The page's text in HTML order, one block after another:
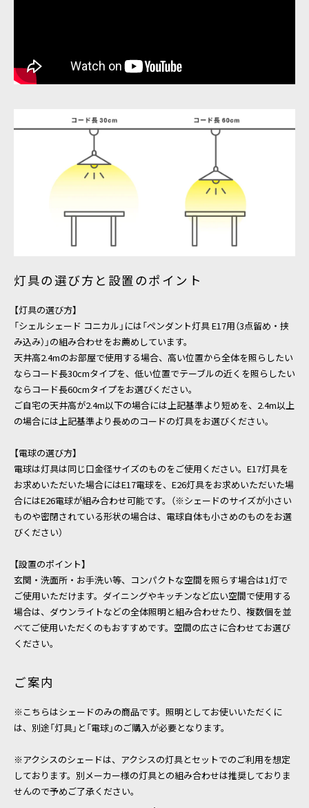
灯具の選び方と設置のポイント
【灯具の選び方】
「シェルシェード コニカル」には「ペンダント灯具 E17用（3点留め・挟
み込み）」の組み合わせをお薦めしています。
天井高2.4mのお部屋で使用する場合、高い位置から全体を照らしたい
ならコード長30cmタイプを、低い位置でテーブルの近くを照らしたい
ならコード長60cmタイプをお選びください。
ご自宅の天井高が2.4m以下の場合には上記基準より短めを、2.4m以上
の場合には上記基準より長めのコードの灯具をお選びください。
【電球の選び方】
電球は灯具は同じ口金径サイズのものをご使用ください。E17灯具を
お求めいただいた場合にはE17電球を、E26灯具をお求めいただいた場
合にはE26電球が組み合わせ可能です。（※シェードのサイズが小さい
ものや密閉されている形状の場合は、電球自体も小さめのものをお選
びください）
【設置のポイント】
玄関・洗面所・お手洗い等、コンパクトな空間を照らす場合は1灯で
ご使用いただけます。ダイニングやキッチンなど広い空間で使用する
場合は、ダウンライトなどの全体照明と組み合わせたり、複数個を並
べてご使用いただくのもおすすめです。空間の広さに合わせてお選び
ください。
ご案内
※こちらはシェードのみの商品です。照明としてお使いいただくに
は、別途「灯具」と「電球」のご購入が必要となります。
※アクシスのシェードは、アクシスの灯具とセットでのご利用を想定
しております。別メーカー様の灯具との組み合わせは推奨しておりま
せんので予めご了承ください。